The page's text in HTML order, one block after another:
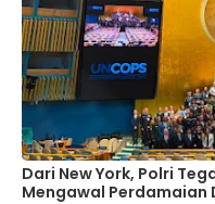
Dari New York, Polri
Mengawal Perdamaian